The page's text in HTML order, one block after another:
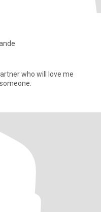
who will love me